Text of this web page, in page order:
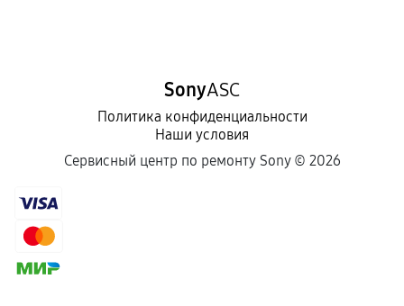
SonyASC
Политика конфиденциальности
Наши условия
Сервисный центр по ремонту Sony © 2026